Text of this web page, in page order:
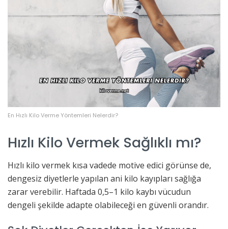
En Hızlı Kilo Verme Yöntemleri Nelerdir?
Hızlı Kilo Vermek Sağlıklı mı?
Hızlı kilo vermek kısa vadede motive edici görünse de,
dengesiz diyetlerle yapılan ani kilo kayıpları sağlığa
zarar verebilir. Haftada 0,5–1 kilo kaybı vücudun
dengeli şekilde adapte olabileceği en güvenli orandır.